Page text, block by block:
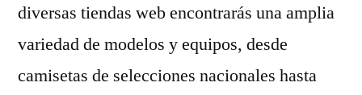
diversas tiendas web encontrarás una amplia
variedad de modelos y equipos, desde
camisetas de selecciones nacionales hasta